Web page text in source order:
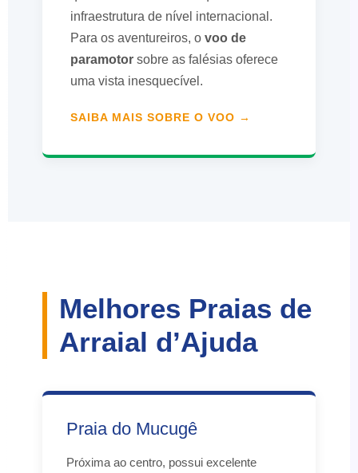
infraestrutura de nível internacional.
Para os aventureiros, o voo de
paramotorsobre as falésias oferece
uma vista inesquecível.
SAIBA MAIS SOBRE O VOO →
Melhores Praias de
Arraial d’Ajuda
Praia do Mucugê
Próxima ao centro, possui excelente